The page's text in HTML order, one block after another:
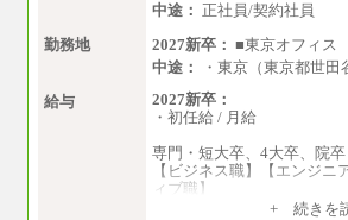
中途： 正社員/契約社員
勤務地
2027新卒： ■東京オフィ
中途：
・東京（東京都世
給与
2027新卒：
・初任給 / 月給
専門・短大卒、4大卒、院卒
【ビジネス職】【エンジニ
ィブ職】
+ 続きを